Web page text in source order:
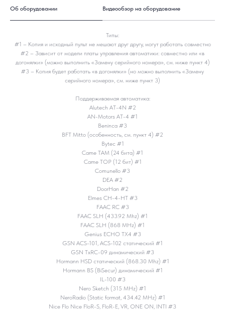
Об оборудовании Видеообзор на оборудование
Типы:
#1 – Копия и исходный пульт не мешают друг другу, могут работать совместно
#2 – Зависит от модели платы управления автоматики: совместно или «в
догонялки» (можно выполнить «Замену серийного номера», см. ниже пункт 4)
#3 – Копия будет работать «в догонялки» (но можно выполнить «Замену
серийного номера», см. ниже пункт 3)
Поддерживаемая автоматика:
Alutech AT-4N #2
AN-Motors AT-4 #1
Beninca #3
BFT Mitto (особенность, см. пункт 4) #2
Bytec #1
Came TAM (24 бита) #1
Came TOP (12 бит) #1
Comunello #3
DEA #2
DoorHan #2
Elmes CH-4-HT #3
FAAC RC #3
FAAC SLH (433.92 Mhz) #1
FAAC SLH (868 MHz) #1
Genius ECHO TX4 #3
GSN ACS-101, ACS-102 статический #1
GSN TxRC-09 динамический #3
Hormann HSD статический (868.30 Mhz) #1
Hormann BS (BiSecur) динамический #1
IL-100 #3
Nero Sketch (315 MHz) #1
NeroRadio (Static format, 434.42 MHz) #1
Nice Flo Nice FloR-S, FloR-E, VR, ONE ON, INTI #3